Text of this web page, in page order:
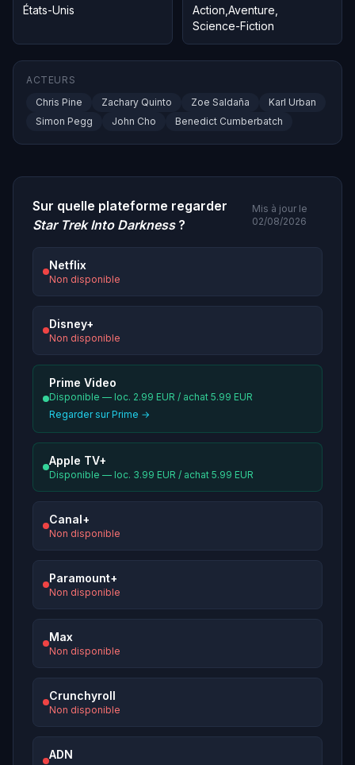
États-Unis Action Aventure
Science-Fiction
ACTEURS
Chris Pine
Zachary Quinto Zoe Saldaña
Karl Urban
Simon Pegg
John Cho Benedict Cumberbatch
Sur quelle plateforme regarder
Star Trek Into Darkness?
Mis à jour le
02/08/2026
Netflix
Non disponible
Disney+
Non disponible
Prime Video
Disponible — loc. 2.99 EUR / achat 5.99 EUR
Regarder sur Prime →
Apple TV+
Disponible — loc. 3.99 EUR / achat 5.99 EUR
Canal+
Non disponible
Paramount+
Non disponible
Max
Non disponible
Crunchyroll
Non disponible
ADN